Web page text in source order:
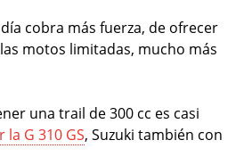
cobra más fuerza, de ofrecer
motos limitadas, mucho más
una trail de 300 cc es casi
G 310 GS, Suzuki también con